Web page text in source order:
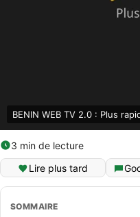
BENIN WEB TV 2.0 : Plus
3 min de lecture
Lire plus tard
SOMMAIRE